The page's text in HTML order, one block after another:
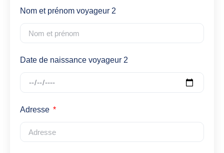
Nom et prénom voyageur 2
Date de naissance voyageur 2
Adresse